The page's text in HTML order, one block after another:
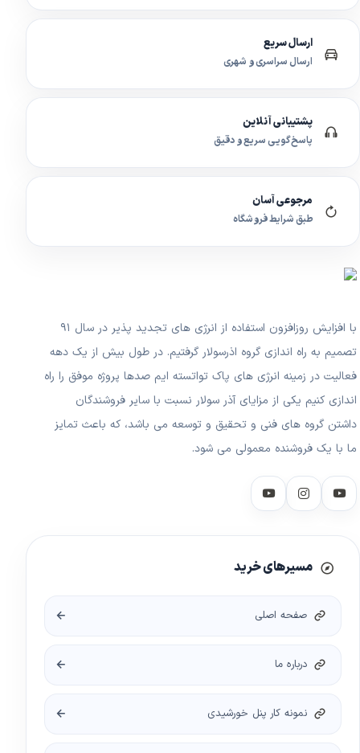
ارسال سریع
ارسال سراسری و شهری
پشتیبانی آنلاین
پاسخ‌گویی سریع و دقیق
مرجوعی آسان
طبق شرایط فروشگاه
با افزایش روزافزون استفاده از انرژی های تجدید پذیر در سال ۹۱
تصمیم به راه اندازی گروه اذرسولار گرفتیم. در طول بیش از یک دهه
فعالیت در زمینه انرژی های پاک تواتسته ایم صدها پروژه موفق را راه
اندازی کنیم یکی از مزایای آذر سولار نسبت با سایر فروشندگان
داشتن گروه های فنی و تحقیق و توسعه می باشد، که باعث تمایز
ما با یک فروشنده معمولی می شود.
مسیرهای خرید
صفحه اصلی
درباره ما
نمونه کار پنل خورشیدی